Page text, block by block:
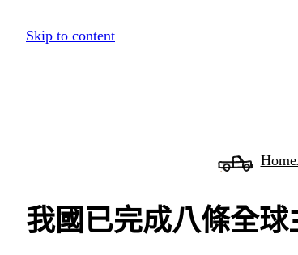
跳
Skip to content
Home
我國已完成八條全